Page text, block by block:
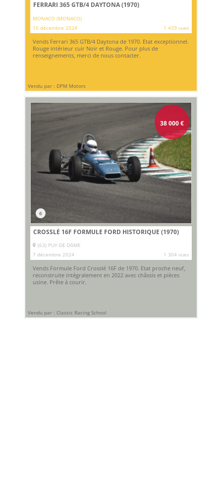
FERRARI 365 GTB/4 DAYTONA (1970)
MONACO (MONACO)
15 décembre 2024
1 439 vues
Vends Ferrari 365 GTB/4 Daytona de 1970. Etat exceptionnel.
Rouge intérieur cuir Noir et Rouge. Pour plus de
renseignements, merci de nous contacter.
Vendu par : DPM Motors
38 000€
6
CROSSLÉ 16F FORMULE FORD HISTORIQUE (1970)
(63) PUY-DE-DôME
7 décembre 2024
1 304 vues
Vends Formule Ford Crosslé 16F de 1970. Etat proche neuf,
reconstruite intégralement en 2022 avec châssis et pièces
usine. Prête à courir.
Vendu par : Classic Racing School